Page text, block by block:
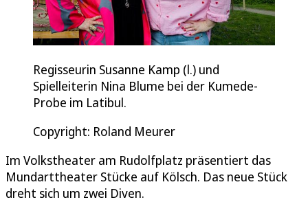
Regisseurin Susanne Kamp (l.) und
Spielleiterin Nina Blume bei der Kumede-
Probe im Latibul.
Copyright: Roland Meurer
Im Volkstheater am Rudolfplatz präsentiert das
Mundarttheater Stücke auf Kölsch. Das neue Stück
dreht sich um zwei Diven.